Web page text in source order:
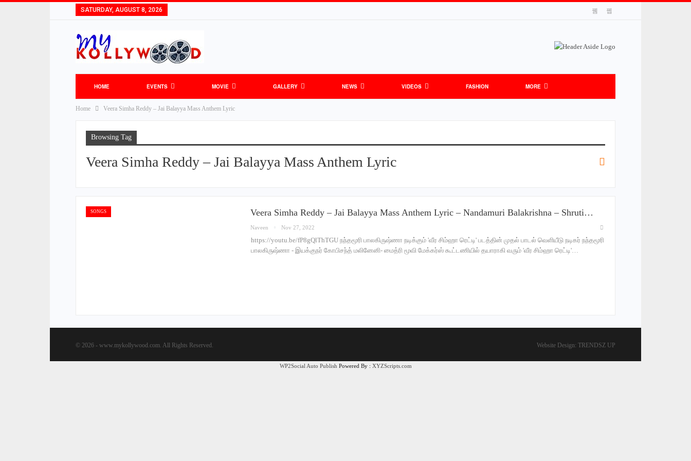
SATURDAY, AUGUST 8, 2026
HOME EVENTS MOVIE GALLERY NEWS VIDEOS FASHION MORE
Home Veera Simha Reddy – Jai Balayya Mass Anthem Lyric
Browsing Tag
Veera Simha Reddy – Jai Balayya Mass Anthem Lyric
SONGS Veera Simha Reddy – Jai Balayya Mass Anthem Lyric – Nandamuri Balakrishna – Shruti…
Naveen Nov 27, 2022
https://youtu.be/fP8gQlThTGU நந்தமூரி பாலகிருஷ்ணா நடிக்கும் 'வீர சிம்ஹா ரெட்டி' படத்தின் முதல் பாடல் வெளியீடு நடிகர் நந்தமூரி
பாலகிருஷ்ணா - இயக்குநர் கோபிசந்த் மலினேனி- மைத்ரி மூவி மேக்கர்ஸ் கூட்டணியில் தயாராகி வரும் 'வீர சிம்ஹா ரெட்டி'…
© 2026 - www.mykollywood.com. All Rights Reserved. Website Design: TRENDSZ UP
WP2Social Auto Publish Powered By : XYZScripts.com